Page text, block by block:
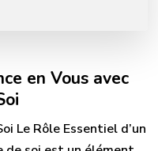
en Vous avec
Le Rôle Essentiel d’un